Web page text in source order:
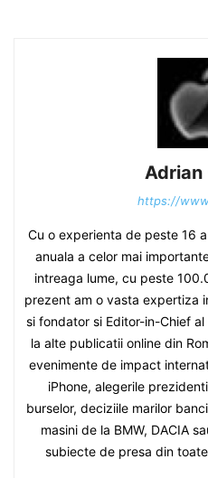
Adrian
https://
Cu o experienta de peste 16
anuala a celor mai
intreaga lume, cu peste
prezent am o vasta expertiza
si fondator si Editor-in-Chief
la alte publicatii online din
evenimente de impact
iPhone, alegerile
burselor, deciziile marilor
masini de la BMW, DACIA
subiecte de presa din